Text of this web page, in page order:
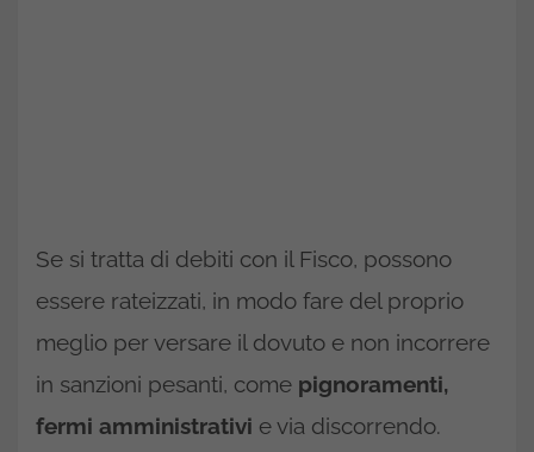
Se si tratta di debiti con il Fisco, possono
essere rateizzati, in modo fare del proprio
meglio per versare il dovuto e non incorrere
in sanzioni pesanti, come pignoramenti,
fermi amministrativi e via discorrendo.